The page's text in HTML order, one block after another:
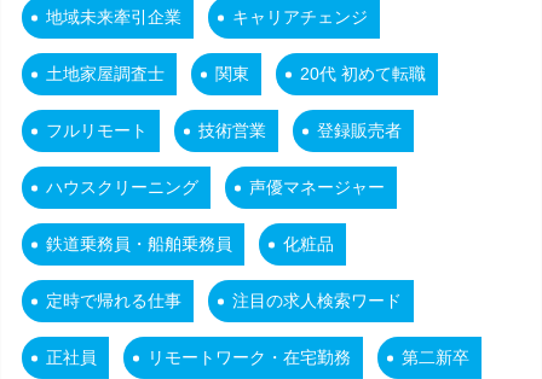
地域未来牽引企業 キャリアチェンジ
土地家屋調査士 関東 20代 初めて転職
フルリモート 技術営業 登録販売者
ハウスクリーニング 声優マネージャー
鉄道乗務員・船舶乗務員 化粧品
定時で帰れる仕事 注目の求人検索ワード
正社員 リモートワーク・在宅勤務 第二新卒